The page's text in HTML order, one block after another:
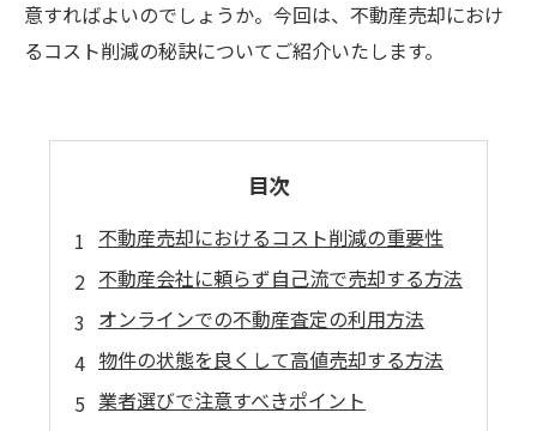
意すればよいのでしょうか。今回は、不動産売却におけ
るコスト削減の秘訣についてご紹介いたします。
目次
不動産売却におけるコスト削減の重要性
不動産会社に頼らず自己流で売却する方法
オンラインでの不動産査定の利用方法
物件の状態を良くして高値売却する方法
業者選びで注意すべきポイント